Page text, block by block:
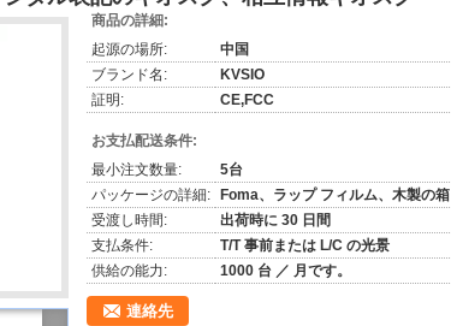
商品の詳細:
起源の場所:
中国
ブランド名:
KVSIO
証明:
CE,FCC
お支払配送条件:
最小注文数量:
5台
パッケージの詳細:
Foma、ラップ フィルム、木製の箱
受渡し時間:
出荷時に 30 日間
支払条件:
T/T 事前または L/C の光景
供給の能力:
1000 台 ／ 月です。
連絡先